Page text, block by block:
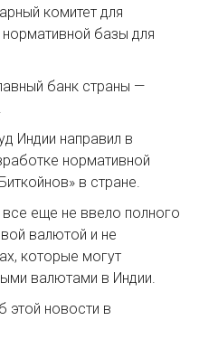
комитет для
базы для
банк страны —
Индии направил в
нормативной
в стране.
еще не ввело полного
валютой и не
которые могут
валютами в Индии.
этой новости в